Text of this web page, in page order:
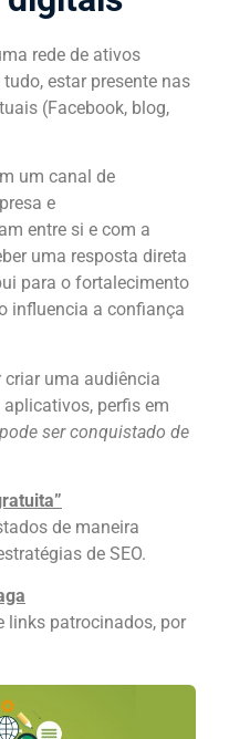
rede de ativos
estar presente nas
(Facebook, blog,
um canal de
e
entre si e com a
uma resposta direta
para o fortalecimento
influencia a confiança
criar uma audiência
perfis em
ser conquistado de
de maneira
de SEO.
links patrocinados, por